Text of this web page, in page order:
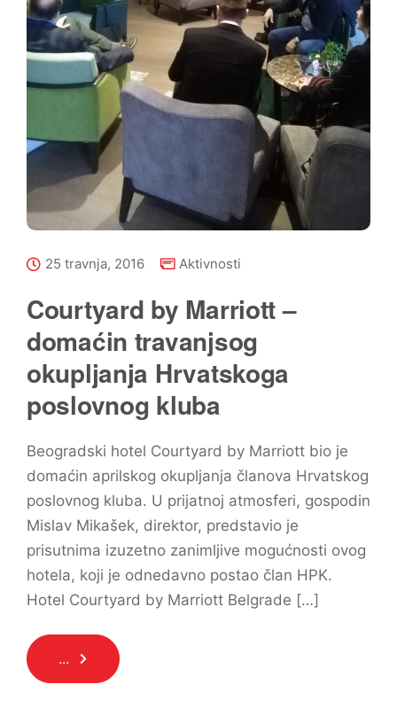
25 travnja, 2016 Aktivnosti
Courtyard by Marriott –
domaćin travanjsog
okupljanja Hrvatskoga
poslovnog kluba
Beogradski hotel Courtyard by Marriott bio je
domaćin aprilskog okupljanja članova Hrvatskog
poslovnog kluba. U prijatnoj atmosferi, gospodin
Mislav Mikašek, direktor, predstavio je
prisutnima izuzetno zanimljive mogućnosti ovog
hotela, koji je odnedavno postao član HPK.
Hotel Courtyard by Marriott Belgrade […]
...